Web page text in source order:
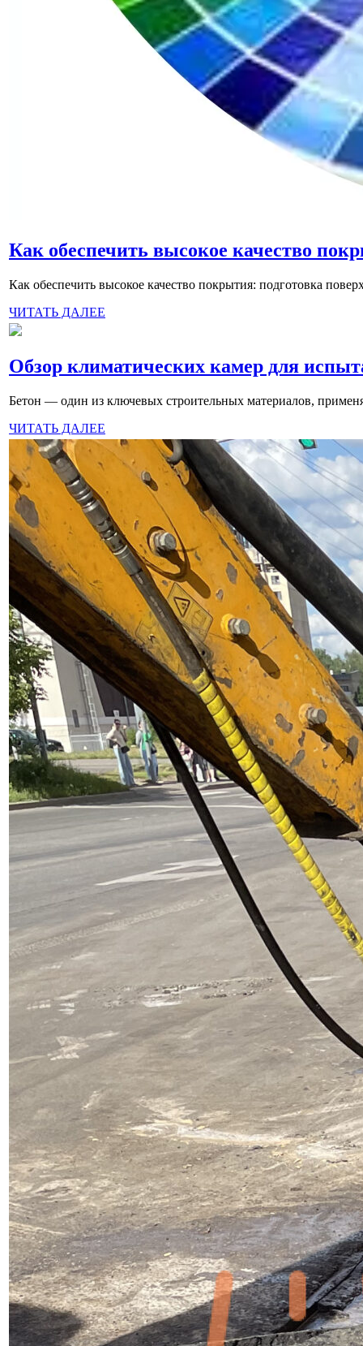
Как обеспечить высокое качество
Как обеспечить высокое качество покрытия: подготовка
ЧИТАТЬ ДАЛЕЕ
Обзор климатических камер для
Бетон — один из ключевых строительных материалов,
ЧИТАТЬ ДАЛЕЕ